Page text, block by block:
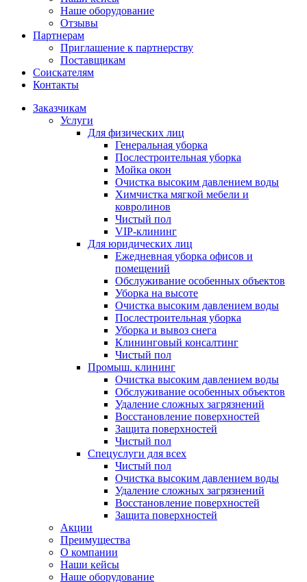
Наше оборудование
Отзывы
Партнерам
Приглашение к партнерству
Поставщикам
Соискателям
Контакты
Заказчикам
Услуги
Для физических лиц
Генеральная уборка
Послестроительная уборка
Мойка окон
Очистка высоким давлением воды
Химчистка мягкой мебели и
ковролинов
Чистый пол
VIP-клининг
Для юридических лиц
Ежедневная уборка офисов и
помещений
Обслуживание особенных объектов
Уборка на высоте
Очистка высоким давлением воды
Послестроительная уборка
Уборка и вывоз снега
Клининговый консалтинг
Чистый пол
Промыш. клининг
Очистка высоким давлением воды
Обслуживание особенных объектов
Удаление сложных загрязнений
Восстановление поверхностей
Защита поверхностей
Чистый пол
Спецуслуги для всех
Чистый пол
Очистка высоким давлением воды
Удаление сложных загрязнений
Восстановление поверхностей
Защита поверхностей
Акции
Преимущества
О компании
Наши кейсы
Наше оборудование